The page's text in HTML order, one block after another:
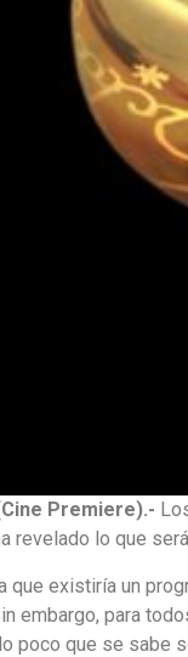
Premiere).-
revelado lo que
que existiría un
embargo, para
poco que se sabe